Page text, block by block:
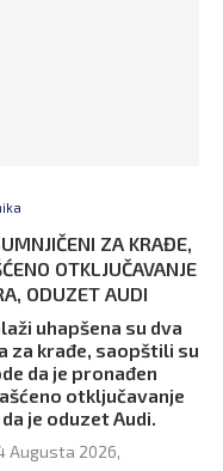
ZA KRAĐE,
OTKLJUČAVANJE
ODUZET AUDI
uhapšena su dva
za krađe, saopštili su
da je pronađen
otključavanje
je oduzet Audi.
Augusta 2026,